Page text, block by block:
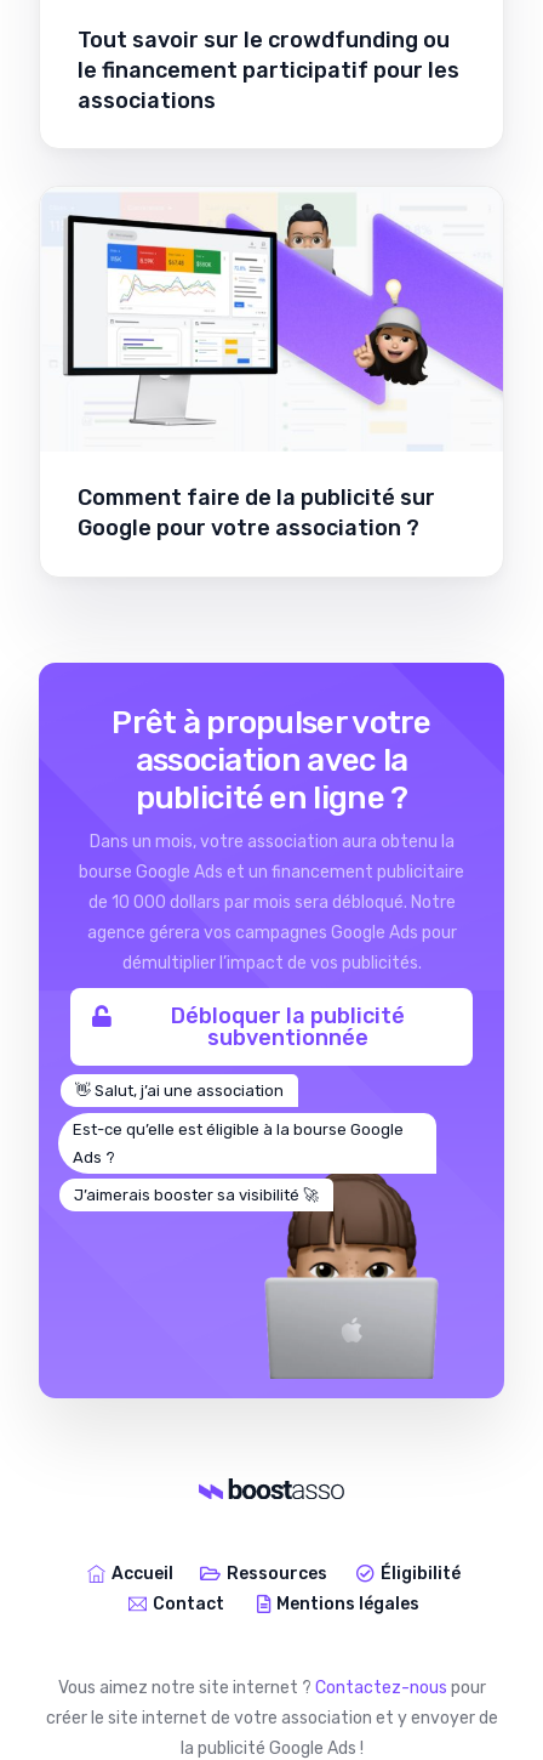
Tout savoir sur le crowdfunding ou
le financement participatif pour les
associations
Comment faire de la publicité sur
Google pour votre association ?
Prêt à propulser votre
association avec la
publicité en ligne ?
Dans un mois, votre association aura obtenu la
bourse Google Ads et un financement publicitaire
de 10 000 dollars par mois sera débloqué. Notre
agence gérera vos campagnes Google Ads pour
démultiplier l’impact de vos publicités.
Débloquer la publicité
subventionnée
👋 Salut, j’ai une association
J’aimerais booster sa visibilité 🚀
Est-ce qu’elle est éligible à la bourse Google
Ads ?
Accueil Ressources
Éligibilité
Contact
Mentions légales
Vous aimez notre site internet ? Contactez-nous pour
créer le site internet de votre association et y envoyer de
la publicité Google Ads !